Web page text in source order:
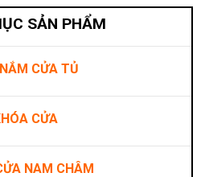
SẢN PHẨM
CỬA TỦ
CỬA
NAM CHÂM